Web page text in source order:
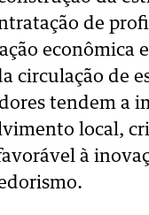
de
econômica
circulação de
tendem a
local,
à